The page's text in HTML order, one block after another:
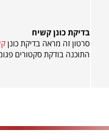
בדיקת כונן קשיח
סרטון זה מראה בדיקת כונן
התוכנה בודקת סקטורים